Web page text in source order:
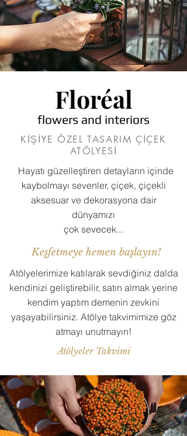
Floréal
flowers and interiors
KİŞİYE ÖZEL TASARIM ÇİÇEK
ATÖLYESİ
Hayatı güzelleştiren detayların içinde
kaybolmayı sevenler, çiçek, çiçekli
aksesuar ve dekorasyona dair
dünyamızı
çok sevecek...
Keşfetmeye hemen başlayın!
Atölyelerimize katılarak sevdiğiniz dalda
kendinizi geliştirebilir, satın almak yerine
kendim yaptım demenin zevkini
yaşayabilirsiniz. Atölye takvimimize göz
atmayı unutmayın!
Atölyeler Takvimi